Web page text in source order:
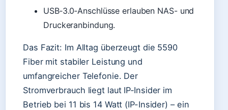
USB‑3.0‑Anschlüsse erlauben NAS- und
Druckeranbindung.
Das Fazit: Im Alltag überzeugt die 5590
Fiber mit stabiler Leistung und
umfangreicher Telefonie. Der
Stromverbrauch liegt laut IP‑Insider im
Betrieb bei 11 bis 14 Watt (IP-Insider) – ein